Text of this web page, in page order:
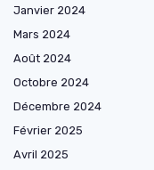
Janvier 2024
Mars 2024
Août 2024
Octobre 2024
Décembre 2024
Février 2025
Avril 2025